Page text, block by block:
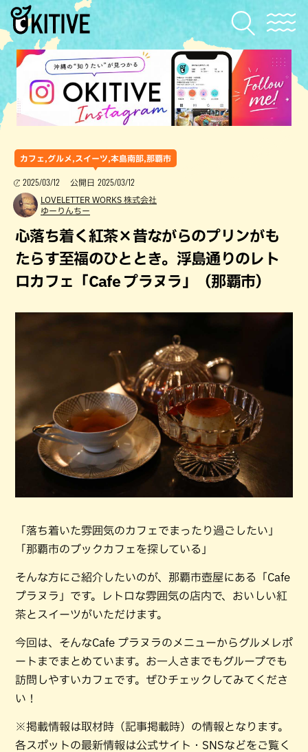
カフェ,グルメ,スイーツ,本島南部,那覇市
2025/03/12 公開日 2025/03/12
LOVELETTER WORKS 株式会社
ゆーりんちー
心落ち着く紅茶×昔ながらのプリンがも
たらす至福のひととき。浮島通りのレト
ロカフェ「Cafe プラヌラ」（那覇市）
「落ち着いた雰囲気のカフェでまったり過ごしたい」
「那覇市のブックカフェを探している」
そんな方にご紹介したいのが、那覇市壺屋にある「Cafe
プラヌラ」です。レトロな雰囲気の店内で、おいしい紅
茶とスイーツがいただけます。
今回は、そんなCafe プラヌラのメニューからグルメレポ
ートまでまとめています。お一人さまでもグループでも
訪問しやすいカフェです。ぜひチェックしてみてくださ
い！
※掲載情報は取材時（記事掲載時）の情報となります。
各スポットの最新情報は公式サイト・SNSなどをご覧く